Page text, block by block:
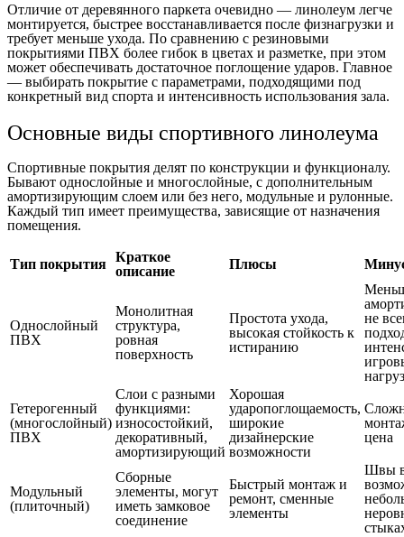
Отличие от деревянного паркета очевидно — линолеум легче
монтируется, быстрее восстанавливается после физнагрузки и
требует меньше ухода. По сравнению с резиновыми
покрытиями ПВХ более гибок в цветах и разметке, при этом
может обеспечивать достаточное поглощение ударов. Главное
— выбирать покрытие с параметрами, подходящими под
конкретный вид спорта и интенсивность использования зала.
Основные виды спортивного линолеума
Спортивные покрытия делят по конструкции и функционалу.
Бывают однослойные и многослойные, с дополнительным
амортизирующим слоем или без него, модульные и рулонные.
Каждый тип имеет преимущества, зависящие от назначения
помещения.
Тип покрытия Краткое
описание
Плюсы
Однослойный
ПВХ
Монолитная
структура,
ровная
поверхность
Простота ухода,
высокая стойкость к
истиранию
не
Гетерогенный
(многослойный)
ПВХ
Слои с разными
функциями:
износостойкий,
декоративный,
амортизирующий
Хорошая
ударопоглощаемость,
широкие
дизайнерские
возможности
цена
Модульный
(плиточный)
Сборные
элементы, могут
иметь замковое
соединение
Быстрый монтаж и
ремонт, сменные
элементы
Швы